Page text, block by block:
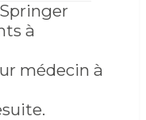
à
médecin à